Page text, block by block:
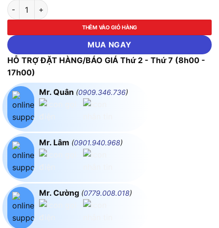
Bộ Dây Đo FLUKE-17XX-TL 1.5M số lượng
THÊM VÀO GIỎ HÀNG
MUA NGAY
HỖ TRỢ ĐẶT HÀNG/BÁO GIÁ Thứ 2 - Thứ 7 (8h00 -
17h00)
Mr. Quân (0909.346.736)
Mr. Lâm (0901.940.968)
Mr. Cường (0779.008.018)